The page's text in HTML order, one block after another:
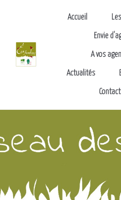
Aller au contenu principal
Accueil
Envie
A vos
Actualités